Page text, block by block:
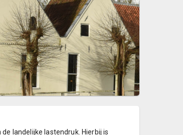
landelijke lastendruk. Hierbij is